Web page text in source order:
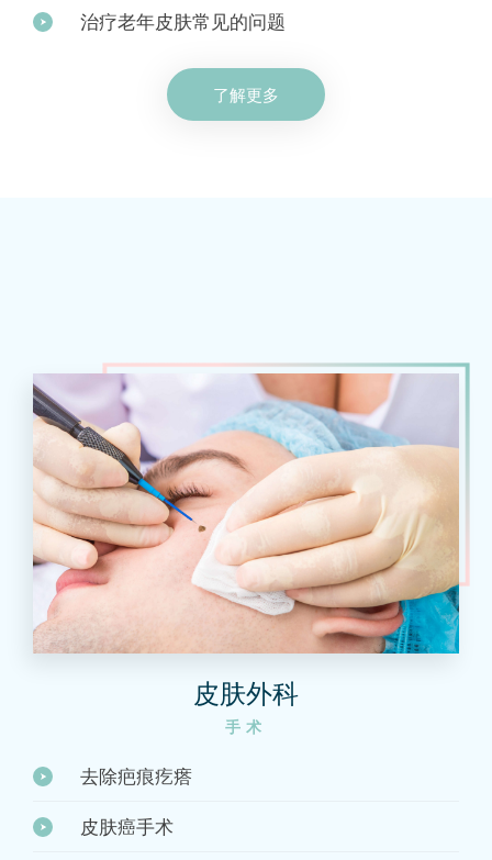
治疗老年皮肤常见的问题
了解更多
皮肤外科
手术
去除疤痕疙瘩
皮肤癌手术